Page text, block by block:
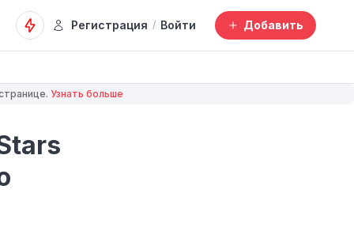
Регистрация / Войти Добавить
Узнать больше